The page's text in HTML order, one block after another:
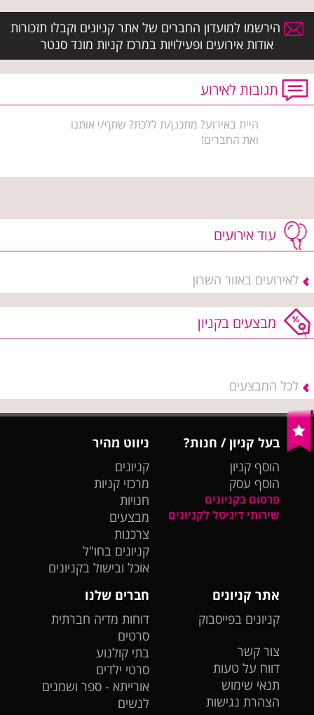
הירשמו למועדון החברים של אתר קניונים וקבלו תזכורות
אודות אירועים ופעילויות במרכז קניות מונד סנטר
תגובות לאירוע
היית באירוע? מתכנן/ת ללכת? שתף/י אותנו
ואת החברים!
עוד אירועים
לאירועים באזור השרון
מבצעים בקניון
לכל המבצעים
בעל קניון / חנות?
הוסף קניון
הוסף עסק
פרסום בקניונים
שירותי דיגיטל לקניונים
ניווט מהיר
קניונים
מרכזי קניות
חנויות
מבצעים
צרכנות
קניונים בחו"ל
אוכל ובישול בקניונים
אתר קניונים
קניונים בפייסבוק
צור קשר
דווח על טעות
תנאי שימוש
הצהרת נגישות
חברים שלנו
דוחות מדיה חברתית
סרטים
בתי קולנוע
סרטי ילדים
אורייתא - ספר ושמנים
לנשים